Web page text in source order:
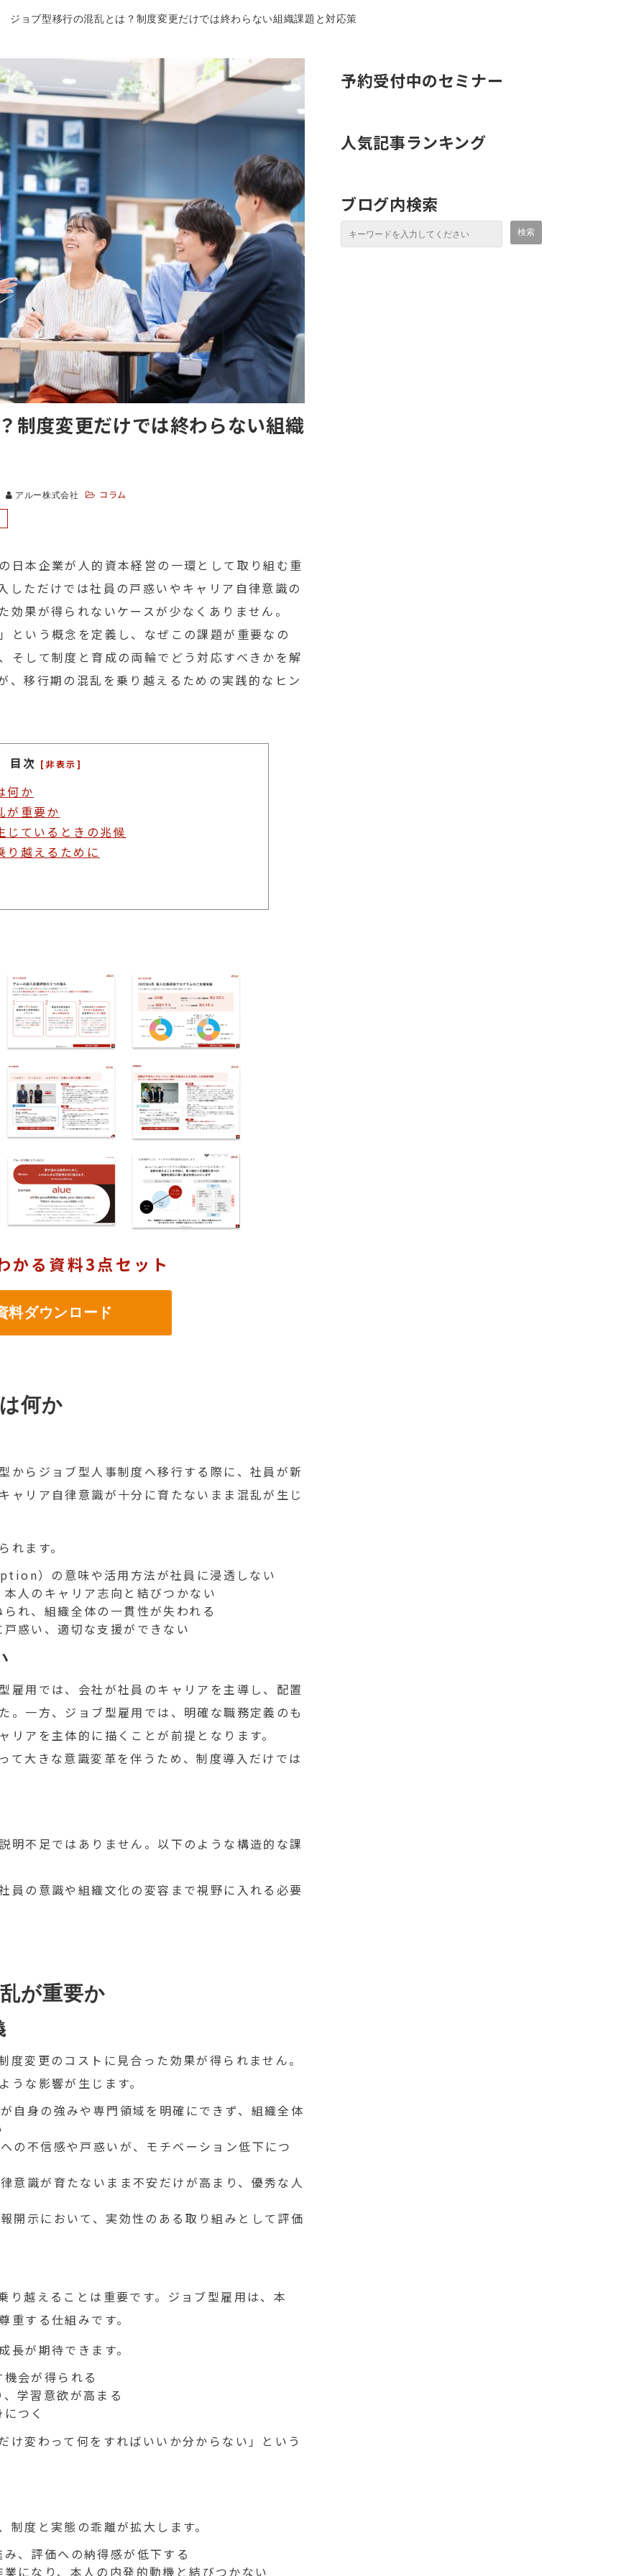
ジョブ型移行の混乱とは？制度変更だけでは終わらない組織課題と対応策
制度変更だけでは終わらない組織
アルー株式会社 コラム
日本企業が人的資本経営の一環として取り組む重
しただけでは社員の戸惑いやキャリア自律意識の
果が得られないケースが少なくありません。
という概念を定義し、なぜこの課題が重要なの
そして制度と育成の両輪でどう対応すべきかを解
、移行期の混乱を乗り越えるための実践的なヒン
目次 [非表示]
何か
が重要か
じているときの兆候
り越えるために
かる資料3点セット
ダウンロード
何か
からジョブ型人事制度へ移行する際に、社員が新
ャリア自律意識が十分に育たないまま混乱が生じ
ます。
）の意味や活用方法が社員に浸透しない
人のキャリア志向と結びつかない
れ、組織全体の一貫性が失われる
惑い、適切な支援ができない
雇用では、会社が社員のキャリアを主導し、配置
。一方、ジョブ型雇用では、明確な職務定義のも
アを主体的に描くことが前提となります。
て大きな意識変革を伴うため、制度導入だけでは
明不足ではありません。以下のような構造的な課
員の意識や組織文化の変容まで視野に入れる必要
が重要か
変更のコストに見合った効果が得られません。
な影響が生じます。
自身の強みや専門領域を明確にできず、組織全体
の不信感や戸惑いが、モチベーション低下につ
意識が育たないまま不安だけが高まり、優秀な人
開示において、実効性のある取り組みとして評価
り越えることは重要です。ジョブ型雇用は、本
する仕組みです。
が期待できます。
会が得られる
学習意欲が高まる
つく
け変わって何をすればいいか分からない」という
度と実態の乖離が拡大します。
、評価への納得感が低下する
になり、本人の内発的動機と結びつかない
予約受付中のセミナー
人気記事ランキング
ブログ内検索